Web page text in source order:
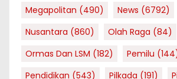
Megapolitan (490) News (6792)
Nusantara (860) Olah Raga (84)
Ormas Dan LSM (182) Pemilu
Pendidikan (543) Pilkada (191)